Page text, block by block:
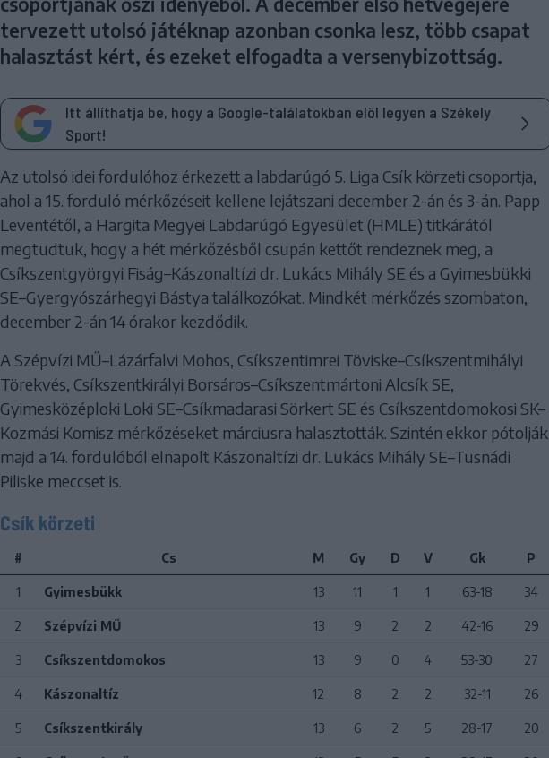
tervezett utolsó játéknap azonban csonka lesz, több csapat
halasztást kért, és ezeket elfogadta a versenybizottság.
Itt állíthatja be, hogy a Google-találatokban elöl legyen a Székely
Sport!
Az utolsó idei fordulóhoz érkezett a labdarúgó 5. Liga Csík körzeti csoportja,
ahol a 15. forduló mérkőzéseit kellene lejátszani december 2-án és 3-án. Papp
Leventétől, a Hargita Megyei Labdarúgó Egyesület (HMLE) titkárától
megtudtuk, hogy a hét mérkőzésből csupán kettőt rendeznek meg, a
Csíkszentgyörgyi Fiság–Kászonaltízi dr. Lukács Mihály SE és a Gyimesbükki
SE–Gyergyószárhegyi Bástya találkozókat. Mindkét mérkőzés szombaton,
december 2-án 14 órakor kezdődik.
A Szépvízi MŰ–Lázárfalvi Mohos, Csíkszentimrei Töviske–Csíkszentmihályi
Törekvés, Csíkszentkirályi Borsáros–Csíkszentmártoni Alcsík SE,
Gyimesközéploki Loki SE–Csíkmadarasi Sörkert SE és Csíkszentdomokosi SK–
Kozmási Komisz mérkőzéseket márciusra halasztották. Szintén ekkor pótolják
majd a 14. fordulóból elnapolt Kászonaltízi dr. Lukács Mihály SE–Tusnádi
Piliske meccset is.
Csík körzeti
# Cs M Gy D V Gk P
1 Gyimesbükk 13 11 1 1 63-18 34
2 Szépvízi MŰ 13 9 2 2 42-16 29
3 Csíkszentdomokos 13 9 0 4 53-30 27
4 Kászonaltíz 12 8 2 2 32-11 26
5 Csíkszentkirály 13 6 2 5 28-17 20